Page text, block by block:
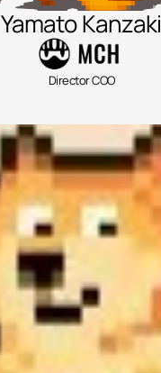
Yamato Kanzaki
Director COO